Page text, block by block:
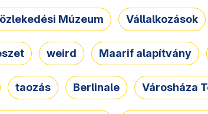
Múzeum Vállalkozások
weird Maarif alapítvány
taozás Berlinale Városháza